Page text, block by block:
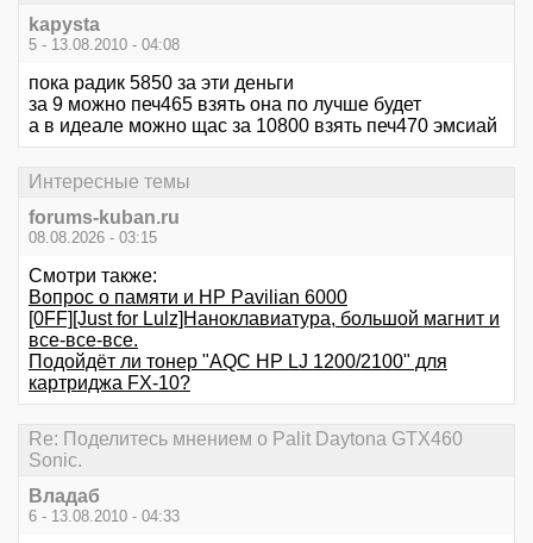
kapysta
5 - 13.08.2010 - 04:08
пока радик 5850 за эти деньги
за 9 можно печ465 взять она по лучше будет
а в идеале можно щас за 10800 взять печ470 эмсиай
Интересные темы
forums-kuban.ru
08.08.2026 - 03:15
Смотри также:
Вопрос о памяти и HP Pavilian 6000
[0FF][Just for Lulz]Наноклавиатура, большой магнит и
все-все-все.
Подойдёт ли тонер "AQC HP LJ 1200/2100" для
картриджа FX-10?
Re: Поделитесь мнением о Palit Daytona GTX460
Sonic.
Владаб
6 - 13.08.2010 - 04:33